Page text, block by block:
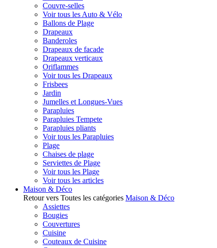
Couvre-selles
Voir tous les Auto & Vélo
Ballons de Plage
Drapeaux
Banderoles
Drapeaux de facade
Drapeaux verticaux
Oriflammes
Voir tous les Drapeaux
Frisbees
Jardin
Jumelles et Longues-Vues
Parapluies
Parapluies Tempete
Parapluies pliants
Voir tous les Parapluies
Plage
Chaises de plage
Serviettes de Plage
Voir tous les Plage
Voir tous les articles
Maison & Déco
Retour vers Toutes les catégories Maison & Déco
Assiettes
Bougies
Couvertures
Cuisine
Couteaux de Cuisine